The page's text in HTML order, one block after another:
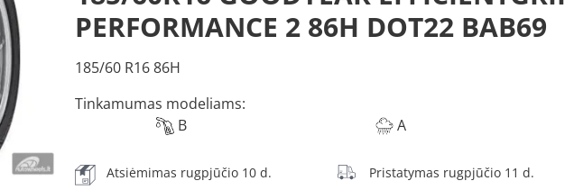
PERFORMANCE 2 86H DOT22 BAB69
185/60 R16 86H
Tinkamumas modeliams:
B
A
Atsiėmimas rugpjūčio 10 d. Pristatymas rugpjūčio 11 d.